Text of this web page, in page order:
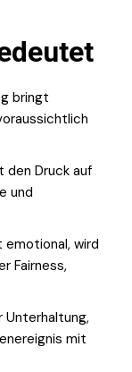
bringt
den Druck auf
und
emotional, wird
Fairness,
Unterhaltung,
mit